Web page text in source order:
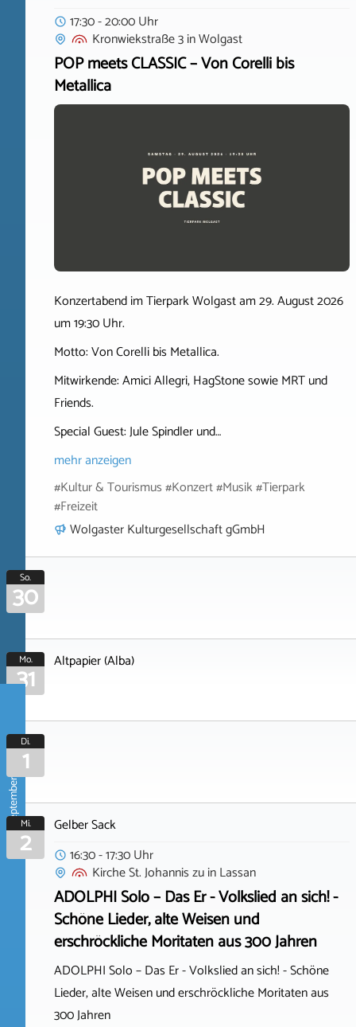
17:30 - 20:00 Uhr
Kronwiekstraße 3inWolgast
POP meets CLASSIC – Von Corelli bis
Metallica
Konzertabend im Tierpark Wolgast am 29. August 2026
um 19:30 Uhr.
Motto: Von Corelli bis Metallica.
Mitwirkende: Amici Allegri, HagStone sowie MRT und
Friends.
Special Guest: Jule Spindler und…
mehr anzeigen
#Kultur & Tourismus #Konzert #Musik #Tierpark
#Freizeit
Wolgaster Kulturgesellschaft gGmbH
So.
30
Mo.
31 Altpapier (Alba)
September 2026
Di.
1
Mi.
2
Gelber Sack
16:30 - 17:30 Uhr
Kirche St. Johannis zuinLassan
ADOLPHI Solo – Das Er - Volkslied an sich! -
Schöne Lieder, alte Weisen und
erschröckliche Moritaten aus 300 Jahren
ADOLPHI Solo – Das Er - Volkslied an sich! - Schöne
Lieder, alte Weisen und erschröckliche Moritaten aus
300 Jahren